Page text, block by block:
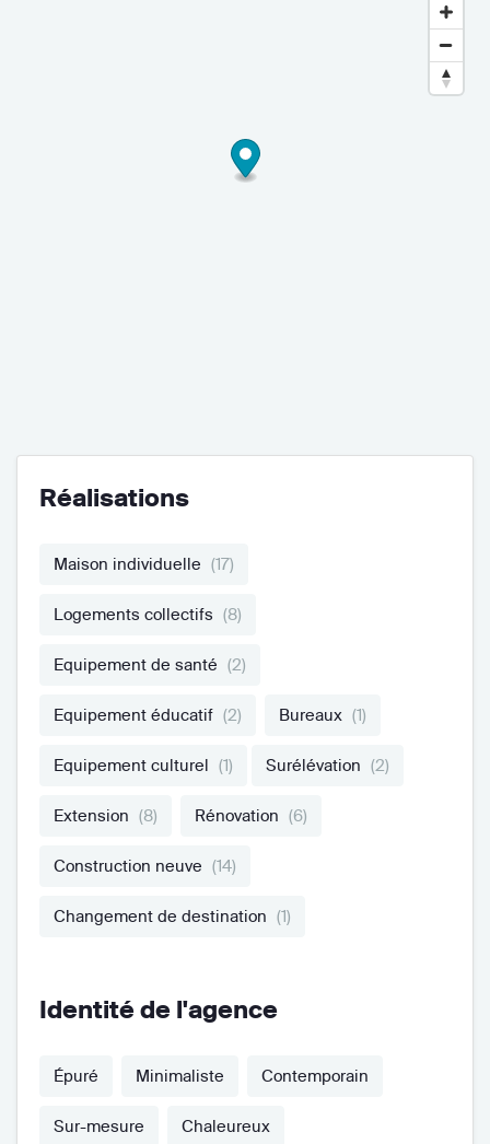
Réalisations
Maison individuelle (17)
Logements collectifs (8)
Equipement de santé (2)
Equipement éducatif (2) Bureaux (1)
Equipement culturel (1) Surélévation (2)
Extension (8) Rénovation (6)
Construction neuve (14)
Changement de destination (1)
Identité de l'agence
Épuré Minimaliste Contemporain
Sur-mesure Chaleureux